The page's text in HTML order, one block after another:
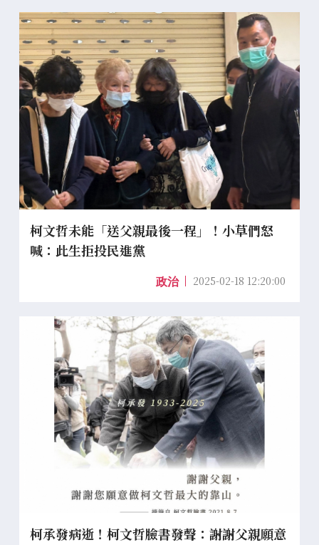
柯文哲未能「送父親最後一程」！小草們怒
喊：此生拒投民進黨
政治 2025-02-18 12:20:00
柯承發病逝！柯文哲臉書發聲：謝謝父親願意